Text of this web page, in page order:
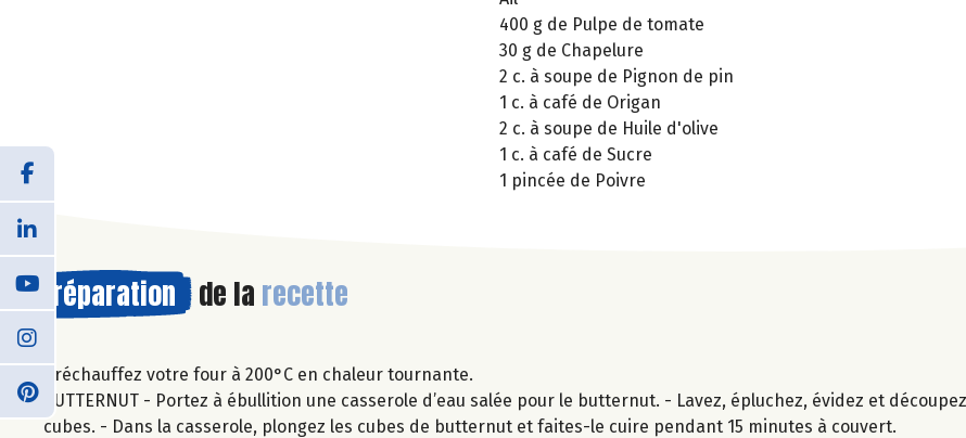
400 g de Pulpe de tomate
30 g de Chapelure
2 c. à soupe de Pignon de pin
1 c. à café de Origan
2 c. à soupe de Huile d'olive
1 c. à café de Sucre
1 pincée de Poivre
Préparation de la recette
Préchauffez votre four à 200°C en chaleur tournante.
BUTTERNUT - Portez à ébullition une casserole d’eau salée pour le butternut. - Lavez, épluchez, évidez et
cubes. - Dans la casserole, plongez les cubes de butternut et faites-le cuire pendant 15 minutes à couvert.